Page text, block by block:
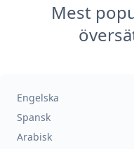
Mest
Engelska
Spansk
Arabisk